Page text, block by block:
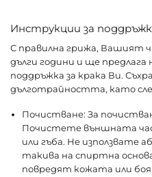
Инструкции за
С правилна грижа, Вашият
дълги години и ще
поддръжка за крака Ви.
дълготрайността, като
Почистване: За
Почистете външната
или гъба. Не използвате
такива на спиртна
повредят кожата или